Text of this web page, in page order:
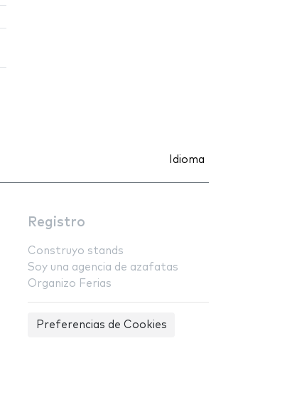
Idioma
Registro
Construyo stands
Soy una agencia de azafatas
Organizo Ferias
Preferencias de Cookies